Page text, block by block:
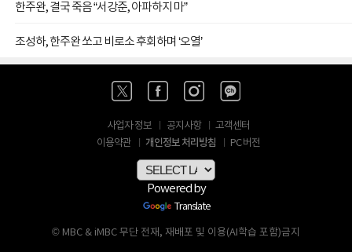
한주완, 결국 죽음 “서강준, 아파하지 마”
조성하, 한주완 쏘고 비로소 후회하며 ‘오열’
사업자 정보 공지사항
고객센터
이용약관
개인정보 처리방침 PC 버전
Powered by
Translate
© MBC & iMBC 무단 전재, 재배포 및 이용(AI학습 포함)금지